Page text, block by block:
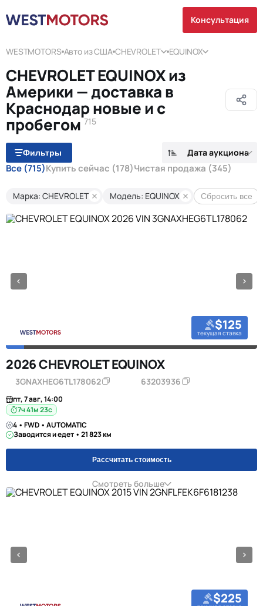
Консультация
WESTMOTORS Авто из США CHEVROLET EQUINOX
CHEVROLET EQUINOX из
Америки — доставка в
Краснодар новые и с
пробегом715
Фильтры Дата аукциона
Все (715)Купить сейчас (178)Чистая продажа (345)
Марка: CHEVROLET Модель: EQUINOX Сбросить все
$125
текущая ставка
2026 CHEVROLET EQUINOX
3GNAXHEG6TL178062 63203936
пт, 7 авг, 14:00
7ч 41м 23с
4 • FWD • AUTOMATIC
Заводится и едет • 21 823 км
Рассчитать стоимость
Смотреть больше
$225